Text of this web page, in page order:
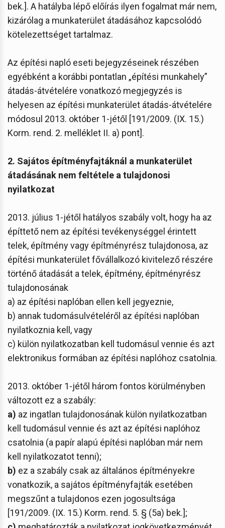
bek.]. A hatályba lépő előírás ilyen fogalmat már nem,
kizárólag a munkaterület átadásához kapcsolódó
kötelezettséget tartalmaz.
Az építési napló eseti bejegyzéseinek részében
egyébként a korábbi pontatlan „építési munkahely”
átadás-átvételére vonatkozó megjegyzés is
helyesen az építési munkaterület átadás-átvételére
módosul 2013. október 1-jétől [191/2009. (IX. 15.)
Korm. rend. 2. melléklet II. a) pont].
2. Sajátos építményfajtáknál a munkaterület
átadásának nem feltétele a tulajdonosi
nyilatkozat
2013. július 1-jétől hatályos szabály volt, hogy ha az
építtető nem az építési tevékenységgel érintett
telek, építmény vagy építményrész tulajdonosa, az
építési munkaterület fővállalkozó kivitelező részére
történő átadását a telek, építmény, építményrész
tulajdonosának
a) az építési naplóban ellen kell jegyeznie,
b) annak tudomásulvételéről az építési naplóban
nyilatkoznia kell, vagy
c) külön nyilatkozatban kell tudomásul vennie és azt
elektronikus formában az építési naplóhoz csatolnia.
2013. október 1-jétől három fontos körülményben
változott ez a szabály:
a) az ingatlan tulajdonosának külön nyilatkozatban
kell tudomásul vennie és azt az építési naplóhoz
csatolnia (a papír alapú építési naplóban már nem
kell nyilatkozatot tenni);
b) ez a szabály csak az általános építményekre
vonatkozik, a sajátos építményfajták esetében
megszűnt a tulajdonos ezen jogosultsága
[191/2009. (IX. 15.) Korm. rend. 5. § (5a) bek.];